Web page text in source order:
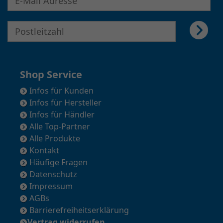
Shop Service
Infos für Kunden
Infos für Hersteller
Infos für Händler
Alle Top-Partner
Alle Produkte
Kontakt
Häufige Fragen
Datenschutz
Impressum
AGBs
Barrierefreiheitserklärung